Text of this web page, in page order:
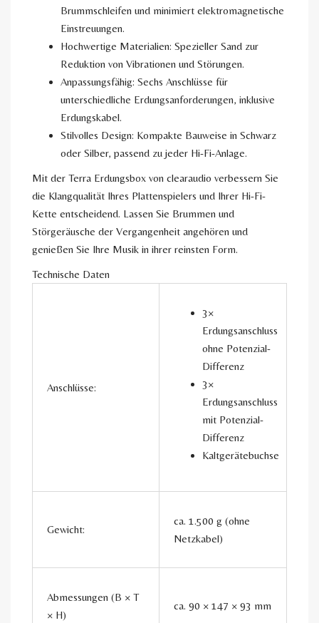
Brummschleifen und minimiert elektromagnetische
Einstreuungen.
Hochwertige Materialien: Spezieller Sand zur
Reduktion von Vibrationen und Störungen.
Anpassungsfähig: Sechs Anschlüsse für
unterschiedliche Erdungsanforderungen, inklusive
Erdungskabel.
Stilvolles Design: Kompakte Bauweise in Schwarz
oder Silber, passend zu jeder Hi-Fi-Anlage.
Mit der Terra Erdungsbox von clearaudio verbessern Sie
die Klangqualität Ihres Plattenspielers und Ihrer Hi-Fi-
Kette entscheidend. Lassen Sie Brummen und
Störgeräusche der Vergangenheit angehören und
genießen Sie Ihre Musik in ihrer reinsten Form.
Technische Daten
Anschlüsse:
3×
Erdungsanschluss
ohne Potenzial-
Differenz
3×
Erdungsanschluss
mit Potenzial-
Differenz
Kaltgerätebuchse
Gewicht:
ca. 1.500 g (ohne
Netzkabel)
Abmessungen (B × T
× H)
ca. 90 × 147 × 93 mm